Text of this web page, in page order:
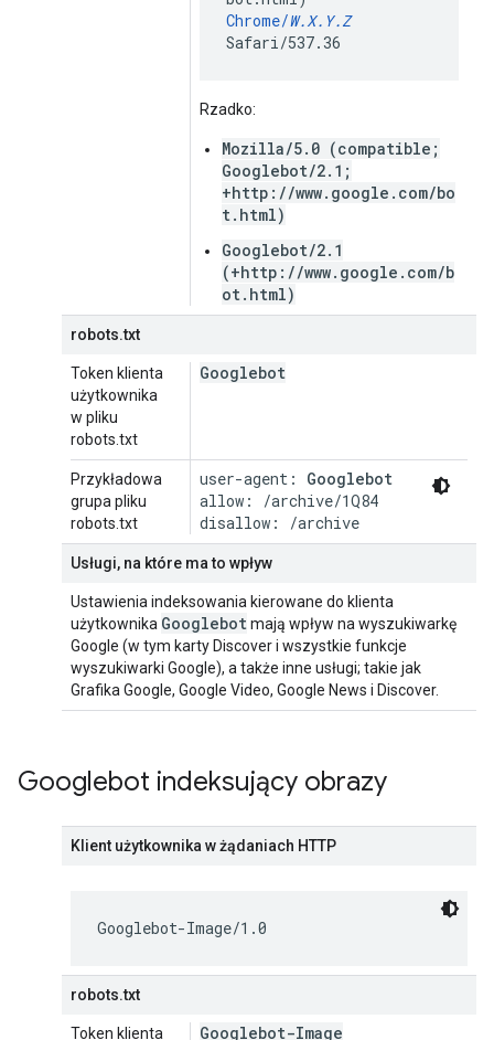
Chrome/W.X.Y.Z
Safari/537.36
Rzadko:
Mozilla/5.0 (compatible;
Googlebot/2.1;
+http://www.google.com/bo
t.html)
Googlebot/2.1
(+http://www.google.com/b
ot.html)
robots.txt
Token klienta
użytkownika
w pliku
robots.txt
Googlebot
Przykładowa
grupa pliku
robots.txt
user-agent: Googlebot
allow: /archive/1Q84
disallow: /archive
Usługi, na które ma to wpływ
Ustawienia indeksowania kierowane do klienta
użytkownika Googlebotmają wpływ na wyszukiwarkę
Google (w tym karty Discover i wszystkie funkcje
wyszukiwarki Google), a także inne usługi; takie jak
Grafika Google, Google Video, Google News i Discover.
Googlebot indeksujący obrazy
Klient użytkownika w żądaniach HTTP
Googlebot-Image/1.0
robots.txt
Token klienta Googlebot-Image